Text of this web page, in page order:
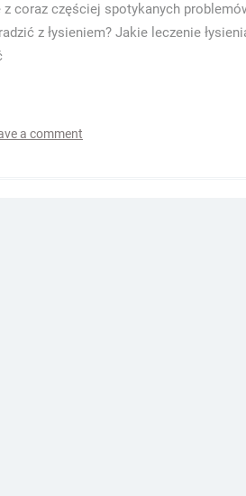
coraz częściej spotykanych
z łysieniem? Jakie leczenie
a comment